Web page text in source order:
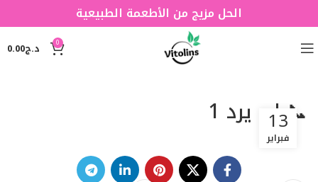
الحل مزيج من الأطعمة الطبيعية
0 د.ج0.00
📞 لم يرد 1
13
فبراير